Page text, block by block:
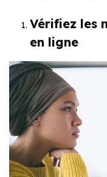
Vérifiez les
en ligne